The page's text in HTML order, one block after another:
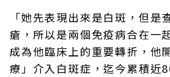
「她先表現出來是白斑，但是
瘡，所以是兩個免疫病合在一
成為他臨床上的重要轉折，他
療」介入白斑症，迄今累積近